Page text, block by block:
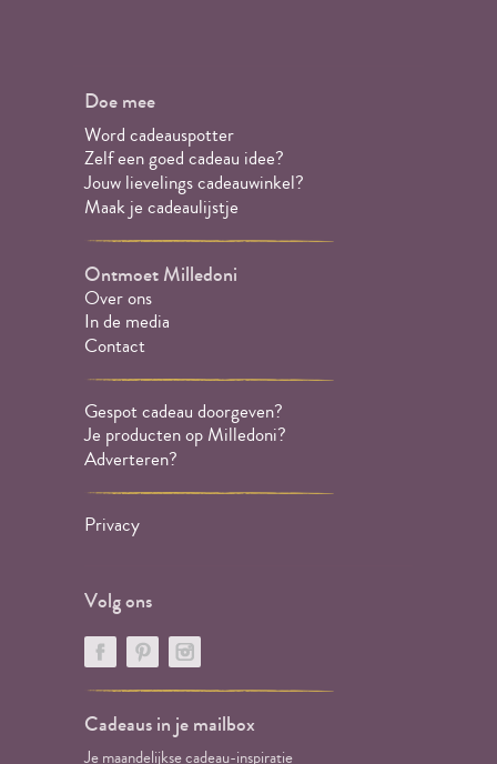
Doe mee
Word cadeauspotter
Zelf een goed cadeau idee?
Jouw lievelings cadeauwinkel?
Maak je cadeaulijstje
Ontmoet Milledoni
Over ons
In de media
Contact
Gespot cadeau doorgeven?
Je producten op Milledoni?
Adverteren?
Privacy
Volg ons
Cadeaus in je mailbox
Je maandelijkse cadeau-inspiratie